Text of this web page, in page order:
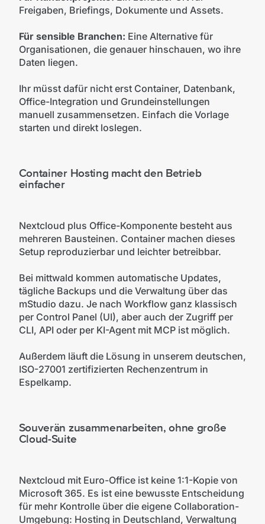
Freigaben, Briefings, Dokumente und Assets.
Für sensible Branchen: Eine Alternative für
Organisationen, die genauer hinschauen, wo ihre
Daten liegen.
Ihr müsst dafür nicht erst Container, Datenbank,
Office-Integration und Grundeinstellungen
manuell zusammensetzen. Einfach die Vorlage
starten und direkt loslegen.
Container Hosting macht den Betrieb
einfacher
Nextcloud plus Office-Komponente besteht aus
mehreren Bausteinen. Container machen dieses
Setup reproduzierbar und leichter betreibbar.
Bei mittwald kommen automatische Updates,
tägliche Backups und die Verwaltung über das
mStudio dazu. Je nach Workflow ganz klassisch
per Control Panel (UI), aber auch der Zugriff per
CLI, API oder per KI-Agent mit MCP ist möglich.
Außerdem läuft die Lösung in unserem deutschen,
ISO-27001 zertifizierten Rechenzentrum in
Espelkamp.
Souverän zusammenarbeiten, ohne große
Cloud-Suite
Nextcloud mit Euro-Office ist keine 1:1-Kopie von
Microsoft 365. Es ist eine bewusste Entscheidung
für mehr Kontrolle über die eigene Collaboration-
Umgebung: Hosting in Deutschland, Verwaltung